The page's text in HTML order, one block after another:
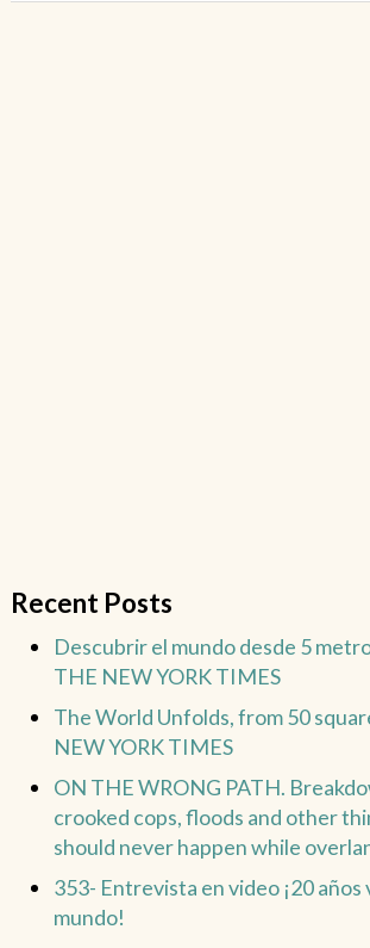
Recent Posts
Descubrir el mundo desde 5
THE NEW YORK TIMES
The World Unfolds, from 50
NEW YORK TIMES
ON THE WRONG PATH.
crooked cops, floods and other
should never happen while
353- Entrevista en video ¡20 años
mundo!